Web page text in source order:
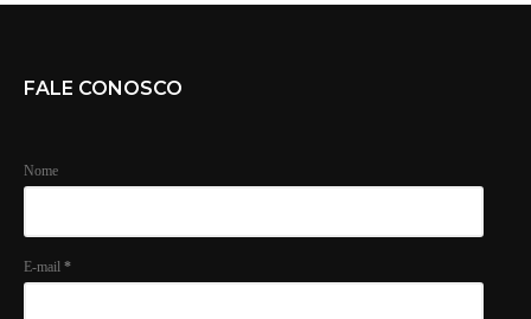
FALE CONOSCO
Nome
E-mail *